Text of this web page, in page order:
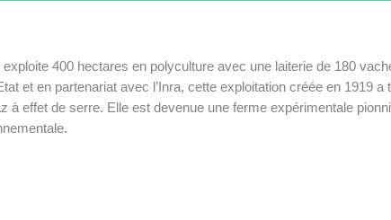
400 hectares en polyculture avec une laiterie de 180
et en partenariat avec l’Inra, cette exploitation créée en 1919
à effet de serre. Elle est devenue une ferme expérimentale